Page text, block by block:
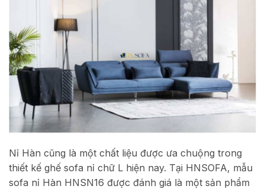
Nỉ Hàn cũng là một chất liệu được ưa chuộng trong
thiết kế ghế sofa nỉ chữ L hiện nay. Tại HNSOFA, mẫu
sofa nỉ Hàn HNSN16 được đánh giá là một sản phẩm